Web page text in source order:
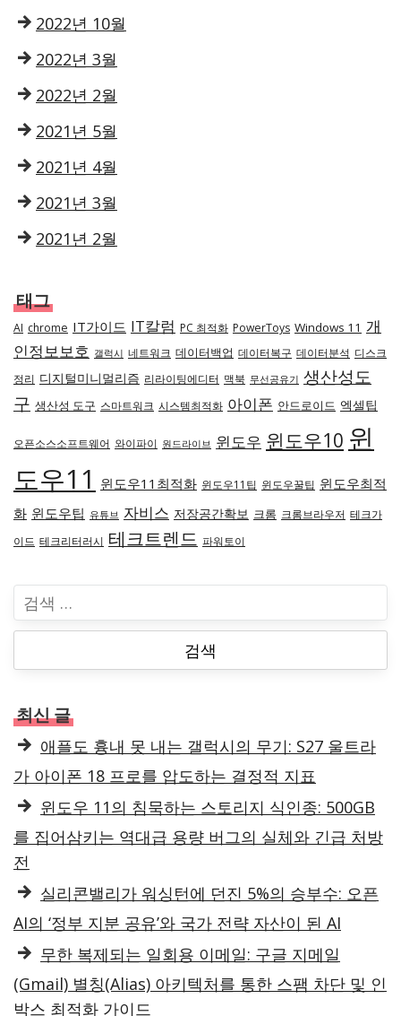
2022년 10월
2022년 3월
2022년 2월
2021년 5월
2021년 4월
2021년 3월
2021년 2월
태그
AI chrome IT가이드 IT칼럼 PC 최적화 PowerToys Windows 11 개
인정보보호 갤럭시 네트워크 데이터백업 데이터복구 데이터분석 디스크
정리 디지털미니멀리즘 리라이팅에디터 맥북 무선공유기 생산성도
구 생산성 도구 스마트워크 시스템최적화 아이폰 안드로이드 엑셀팁
오픈소스소프트웨어 와이파이 원드라이브 윈도우 윈도우10 윈
도우11 윈도우11최적화 윈도우11팁 윈도우꿀팁 윈도우최적
화 윈도우팁 유튜브 자비스 저장공간확보 크롬 크롬브라우저 테크가
이드 테크리터러시 테크트렌드 파워토이
검
색
최신 글
애플도 흉내 못 내는 갤럭시의 무기: S27 울트라
가 아이폰 18 프로를 압도하는 결정적 지표
윈도우 11의 침묵하는 스토리지 식인종: 500GB
를 집어삼키는 역대급 용량 버그의 실체와 긴급 처방
전
실리콘밸리가 워싱턴에 던진 5%의 승부수: 오픈
AI의 ‘정부 지분 공유’와 국가 전략 자산이 된 AI
무한 복제되는 일회용 이메일: 구글 지메일
(Gmail) 별칭(Alias) 아키텍처를 통한 스팸 차단 및 인
박스 최적화 가이드